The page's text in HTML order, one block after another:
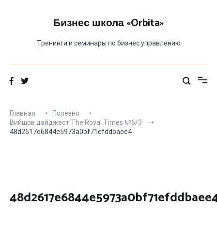
Бизнес школа «Orbita»
Тренинги и семинары по бизнес управлению
Главная
Полезно
Вийшов дайджест The Royal Times №6/3
48d2617e6844e5973a0bf71efddbaee4